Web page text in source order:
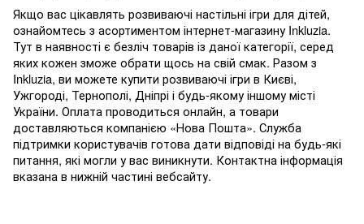
Якщо вас цікавлять розвиваючі настільні ігри для дітей,
ознайомтесь з асортиментом інтернет-магазину Inkluzia.
Тут в наявності є безліч товарів із даної категорії, серед
яких кожен зможе обрати щось на свій смак. Разом з
Inkluzia, ви можете купити розвиваючі ігри в Києві,
Ужгороді, Тернополі, Дніпрі і будь-якому іншому місті
України. Оплата проводиться онлайн, а товари
доставляються компанією «Нова Пошта». Служба
підтримки користувачів готова дати відповіді на будь-які
питання, які могли у вас виникнути. Контактна інформація
вказана в нижній частині вебсайту.